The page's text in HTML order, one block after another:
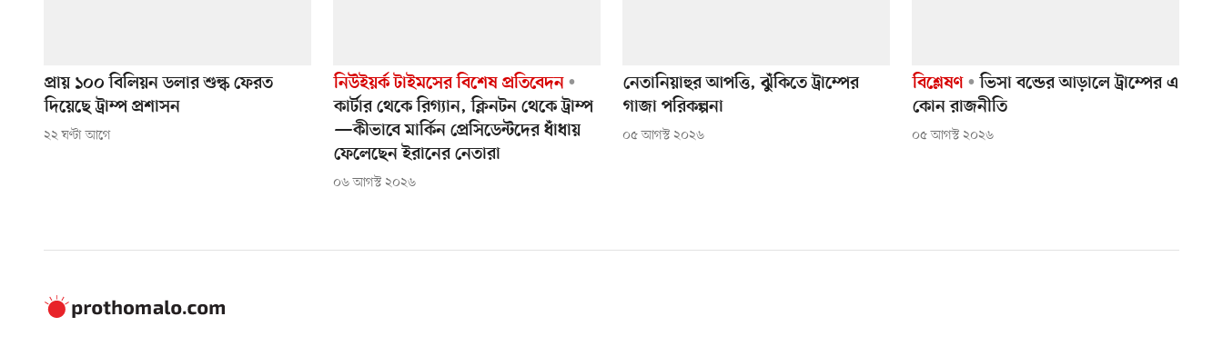
প্রায় ১০০ বিলিয়ন ডলার শুল্ক ফেরত
দিয়েছে ট্রাম্প প্রশাসন
২২ ঘণ্টা আগে
নিউইয়র্ক টাইমসের বিশেষ প্রতিবেদন
কার্টার থেকে রিগ্যান, ক্লিনটন থেকে ট্রাম্প
—কীভাবে মার্কিন প্রেসিডেন্টদের ধাঁধায়
ফেলেছেন ইরানের নেতারা
০৬ আগস্ট ২০২৬
নেতানিয়াহুর আপত্তি, ঝুঁকিতে ট্রাম্পের
গাজা পরিকল্পনা
০৫ আগস্ট ২০২৬
বিশ্লেষণ
ভিসা বন্ডের আড়ালে ট্রাম্পের এ
কোন রাজনীতি
০৫ আগস্ট ২০২৬